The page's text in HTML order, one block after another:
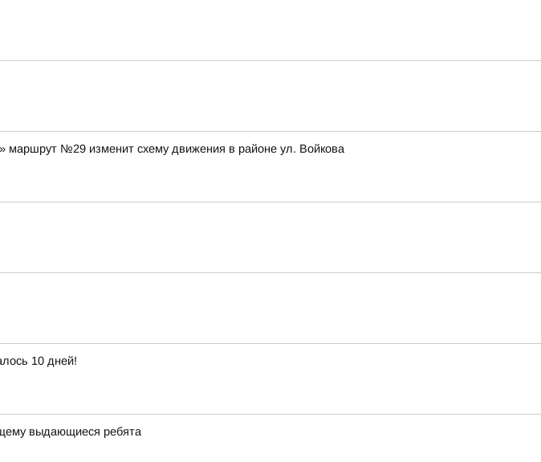
маршрут №29 изменит схему движения в районе ул. Войкова
10 дней!
выдающиеся ребята